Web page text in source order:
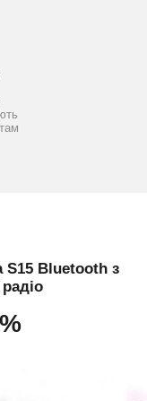
S15 Bluetooth з